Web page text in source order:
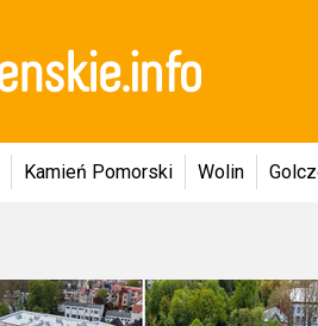
Kamień Pomorski Wolin